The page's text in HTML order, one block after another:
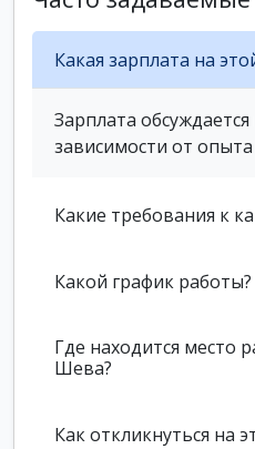
Какая зарплата на
Зарплата
зависимости от
Какие требования к
Какой график работы?
Где находится место
Шева?
Как откликнуться на